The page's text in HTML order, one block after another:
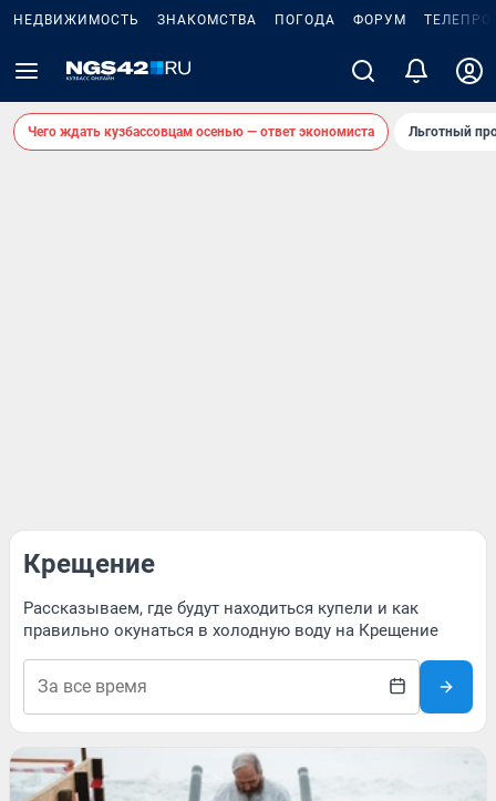
НЕДВИЖИМОСТЬ ЗНАКОМСТВА ПОГОДА ФОРУМ
Чего ждать кузбассовцам осенью — ответ экономиста Льготный
Крещение
Рассказываем, где будут находиться купели и как
правильно окунаться в холодную воду на Крещение